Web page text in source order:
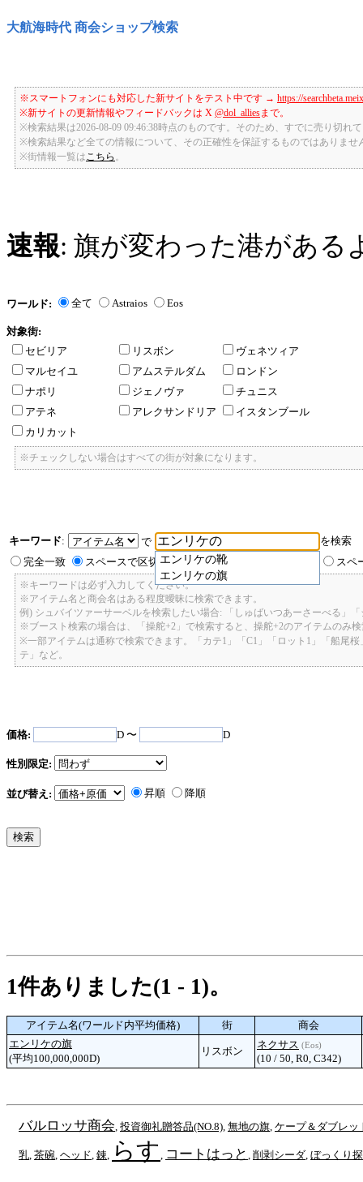
大航海時代 商会ショップ検索
※スマートフォンにも対応した新サイトをテスト中です → https://
※新サイトの更新情報やフィードバックは X @dol_alliesまで。
※検索結果は2026-08-09 09:46:38時点のものです。そのため、すでに売り切れ
※検索結果など全ての情報について、その正確性を保証するものではありませ
※街情報一覧は こちら
速報: 旗が変わった港がある
ワールド: 全て Astraios Eos
対象街:
セビリア
リスボン
ヴェネツィア
マルセイユ
アムステルダム
ロンドン
ナポリ
ジェノヴァ
チュニス
アテネ
アレクサンドリア
イスタンブール
カリカット
※チェックしない場合はすべての街が対象になります。
キーワード:
で
エンリケの靴
エンリケの旗
を検索
完全一致
スペースで区切ったキーワードのいずれかを含む スペ
※キーワードは必ず入力してください。
※アイテム名と商会名はある程度曖昧に検索できます。
例) シュバイツァーサーベルを検索したい場合: 「しゅばいつあーさーべる」
※ブースト検索の場合は、「操舵+2」で検索すると、操舵+2のアイテムのみ
※一部アイテムは通称で検索できます。「カテ1」「C1」「ロット1」「船尾
テ」など。
価格: D 〜 D
性別限定:
並び替え: 昇順 降順
1件ありました(1 - 1)。
アイテム名(ワールド内平均価格) 街
商会
エンリケの旗
(平均100,000,000D)
リスボン
ネクサス (Eos)
(10 / 50, R0, C342)
バルロッサ商会 投資御礼贈答品(NO.8) 無地の旗 ケープ＆ダブレッ
乳 茶碗 ヘッド 錬 らす コートはっと 削剥シーダ ぼっくり